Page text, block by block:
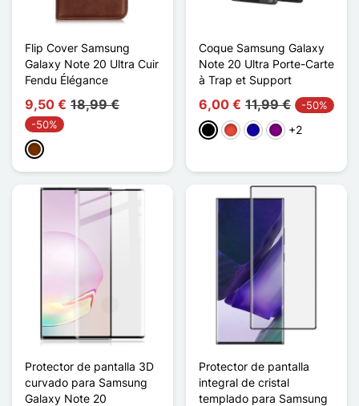
Flip Cover Samsung
Galaxy Note 20 Ultra Cuir
Fendu Élégance
9,50 € 18,99 €
-50%
Café
Coque Samsung Galaxy
Note 20 Ultra Porte-Carte
à Trap et Support
6,00 € 11,99 € -50%
NegroRojoAzul oscuro
Púrpura
+2
Protector de pantalla 3D
curvado para Samsung
Galaxy Note 20
Protector de pantalla
integral de cristal
templado para Samsung